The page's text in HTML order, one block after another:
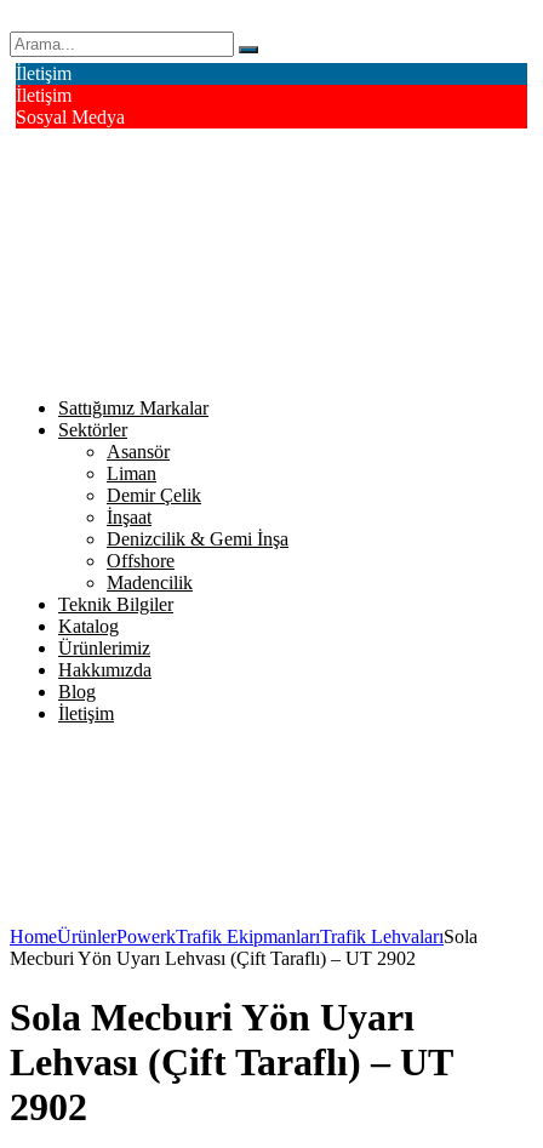
İletişim
İletişim
Sosyal Medya
Sattığımız Markalar
Sektörler
Asansör
Liman
Demir Çelik
İnşaat
Denizcilik & Gemi İnşa
Offshore
Madencilik
Teknik Bilgiler
Katalog
Ürünlerimiz
Hakkımızda
Blog
İletişim
HomeÜrünlerPowerkTrafik EkipmanlarıTrafik LehvalarıSola
Mecburi Yön Uyarı Lehvası (Çift Taraflı) – UT 2902
Sola Mecburi Yön Uyarı
Lehvası (Çift Taraflı) – UT
2902